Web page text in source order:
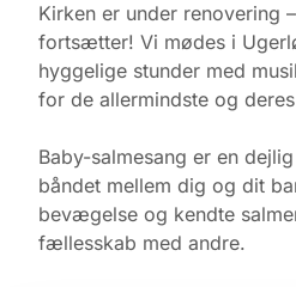
Kirken er under renovering
fortsætter! Vi mødes i
hyggelige stunder med
for de allermindste og
Baby-salmesang er en
båndet mellem dig og dit
bevægelse og kendte
fællesskab med andre.